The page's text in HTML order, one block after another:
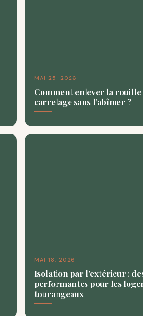
MAI 25, 2026
Comment enlever la rouille
carrelage sans l’abîmer ?
MAI 18, 2026
Isolation par l’extérieur :
performantes pour les
tourangeaux